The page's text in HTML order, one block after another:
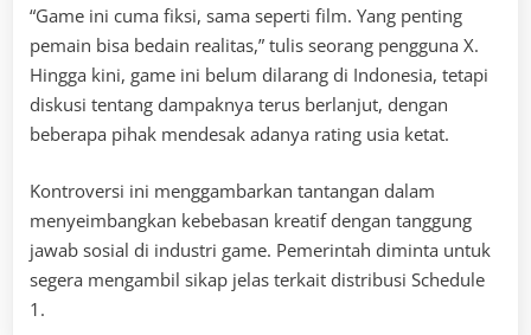
“Game ini cuma fiksi, sama seperti film. Yang penting
pemain bisa bedain realitas,” tulis seorang pengguna X.
Hingga kini, game ini belum dilarang di Indonesia, tetapi
diskusi tentang dampaknya terus berlanjut, dengan
beberapa pihak mendesak adanya rating usia ketat.
Kontroversi ini menggambarkan tantangan dalam
menyeimbangkan kebebasan kreatif dengan tanggung
jawab sosial di industri game. Pemerintah diminta untuk
segera mengambil sikap jelas terkait distribusi Schedule
1.